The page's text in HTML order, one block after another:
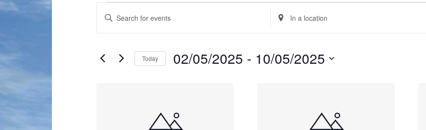
Events
Search
and
Views
Navigation
Enter
Keyword.
Search
Events
Enter
Location.
Search
Events
by
Today 02/05/2025 - 10/05/2025